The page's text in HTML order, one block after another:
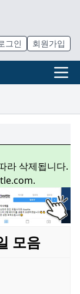
그인 회원가입
라 삭제됩니다.
모음